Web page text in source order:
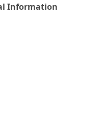
Information